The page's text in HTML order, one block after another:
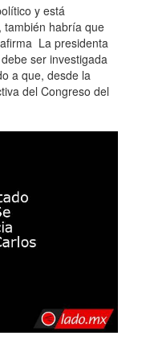
y está
también habría que
La presidenta
ser investigada
a que, desde la
del Congreso del